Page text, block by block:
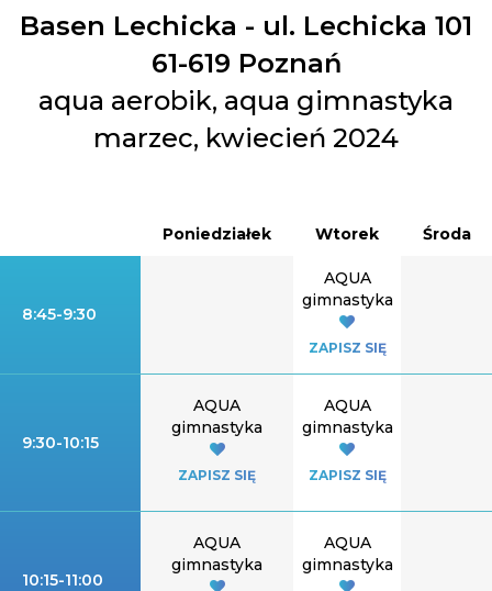
Basen Lechicka - ul. Lechicka 101
61-619 Poznań
aqua aerobik, aqua gimnastyka
marzec, kwiecień 2024
Poniedziałek Wtorek Środa
8:45-9:30
AQUA
gimnastyka
ZAPISZ SIĘ
9:30-10:15
AQUA
gimnastyka
ZAPISZ SIĘ
AQUA
gimnastyka
ZAPISZ SIĘ
10:15-11:00
AQUA
gimnastyka
AQUA
gimnastyka